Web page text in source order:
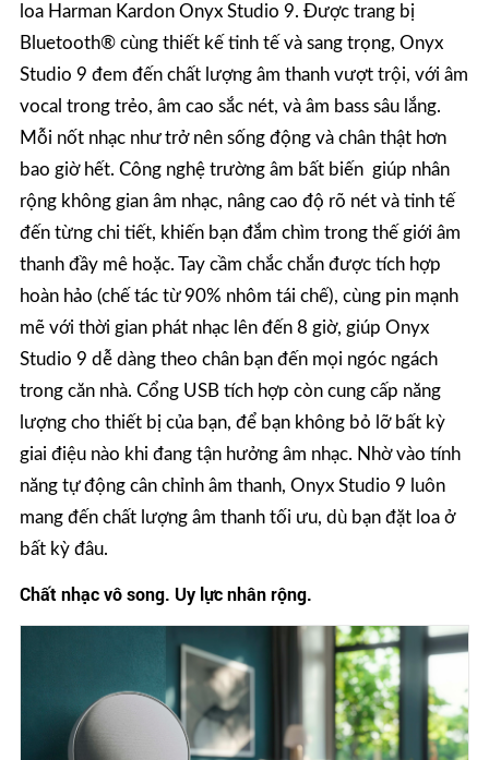
loa Harman Kardon Onyx Studio 9. Được trang bị
Bluetooth® cùng thiết kế tinh tế và sang trọng, Onyx
Studio 9 đem đến chất lượng âm thanh vượt trội, với âm
vocal trong trẻo, âm cao sắc nét, và âm bass sâu lắng.
Mỗi nốt nhạc như trở nên sống động và chân thật hơn
bao giờ hết. Công nghệ trường âm bất biến giúp nhân
rộng không gian âm nhạc, nâng cao độ rõ nét và tinh tế
đến từng chi tiết, khiến bạn đắm chìm trong thế giới âm
thanh đầy mê hoặc. Tay cầm chắc chắn được tích hợp
hoàn hảo (chế tác từ 90% nhôm tái chế), cùng pin mạnh
mẽ với thời gian phát nhạc lên đến 8 giờ, giúp Onyx
Studio 9 dễ dàng theo chân bạn đến mọi ngóc ngách
trong căn nhà. Cổng USB tích hợp còn cung cấp năng
lượng cho thiết bị của bạn, để bạn không bỏ lỡ bất kỳ
giai điệu nào khi đang tận hưởng âm nhạc. Nhờ vào tính
năng tự động cân chỉnh âm thanh, Onyx Studio 9 luôn
mang đến chất lượng âm thanh tối ưu, dù bạn đặt loa ở
bất kỳ đâu.
Chất nhạc vô song. Uy lực nhân rộng.